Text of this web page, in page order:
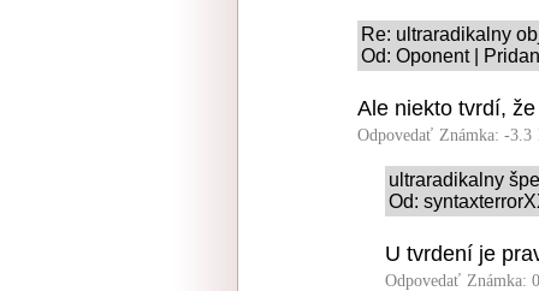
Re: ultraradikalny
Od: Oponent |
Ale niekto tvrdí,
Odpovedať Známka: -3.3
ultraradikalny
Od:
U tvrdení je
Odpovedať Známka: